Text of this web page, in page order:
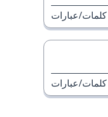
كلمات/عبارات
كلمات/عبارات